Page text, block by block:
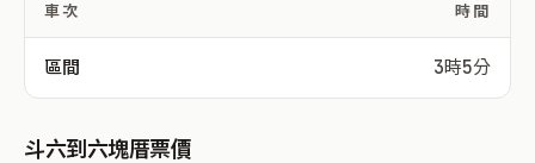
車次 時間
區間 3時5分
斗六到六塊厝票價